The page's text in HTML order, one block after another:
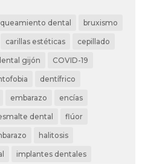
dental bruxismo
carillas estéticas cepillado
gijón COVID-19
dentífrico
embarazo encías
dental flúor
halitosis
implantes dentales